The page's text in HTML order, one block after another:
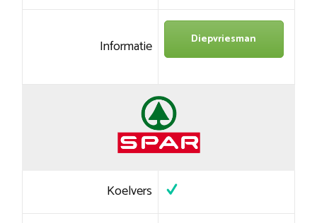
Informatie Diepvriesman
Koelvers